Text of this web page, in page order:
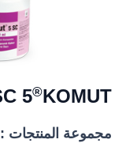
KOMUT
®
5 SC
مجموعة المنتجات :